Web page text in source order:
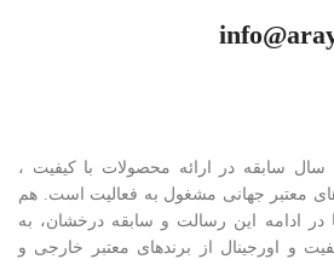
فروشگاه ما با بیش از 25 سال سابقه در ارائه محصولات با کيفيت ،
معتبر جهانی مشغول به فعاليت است. هم
در ادامه اين رسالت و سابقه درخشان، به
و اورجينال از برندهای معتبر خارجی و